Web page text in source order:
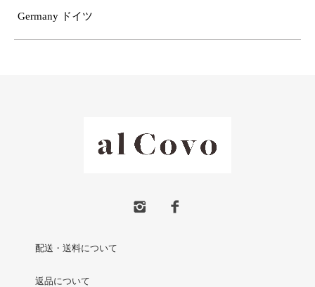
Germany ドイツ
配送・送料について
返品について